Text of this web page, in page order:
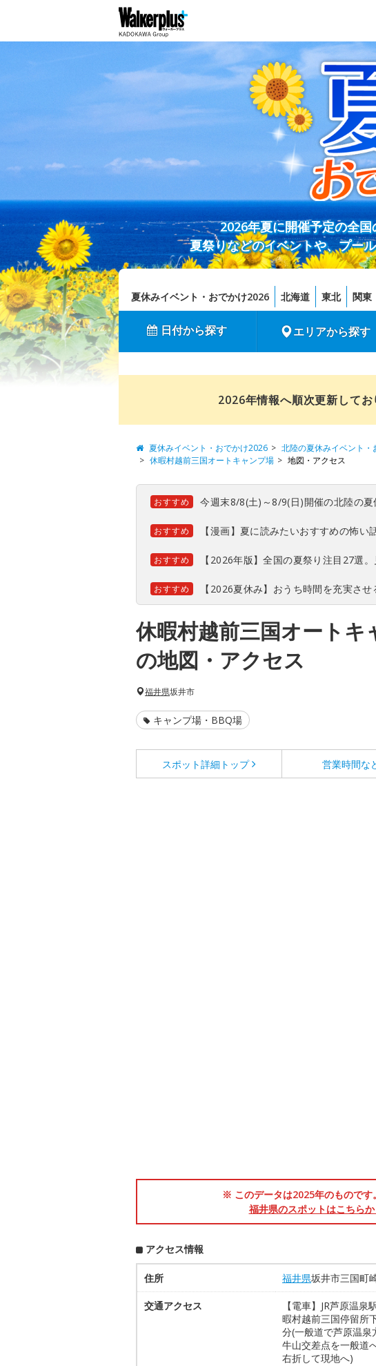
2026年夏に開催予定の全
夏祭りなどのイベントや、プー
夏休みイベント・おでかけ2026 北海道 東北 関東
日付から探す エリアから探す
2026年情報へ順次更新して
夏休みイベント・おでかけ2026 北陸の夏休みイベント・
休暇村越前三国オートキャンプ場
地図・アクセス
おすすめ 今週末8/8(土)～8/9(日)開催の北陸の
おすすめ 【漫画】夏に読みたいおすすめの怖い
おすすめ 【2026年版】全国の夏祭り注目27選
おすすめ 【2026夏休み】おうち時間を充実さ
休暇村越前三国オートキ
の地図・アクセス
福井県坂井市
キャンプ場・BBQ場
スポット詳細 トップ 営業時間な
※ このデータは2025年のものです
福井県のスポットはこちらか
アクセス情報
住所 福井県坂井市三国町
交通アクセス
【電車】JR芦原温
暇村越前三国停留所
分(一般道で芦原温
牛山交差点を一般道
右折して現地へ)